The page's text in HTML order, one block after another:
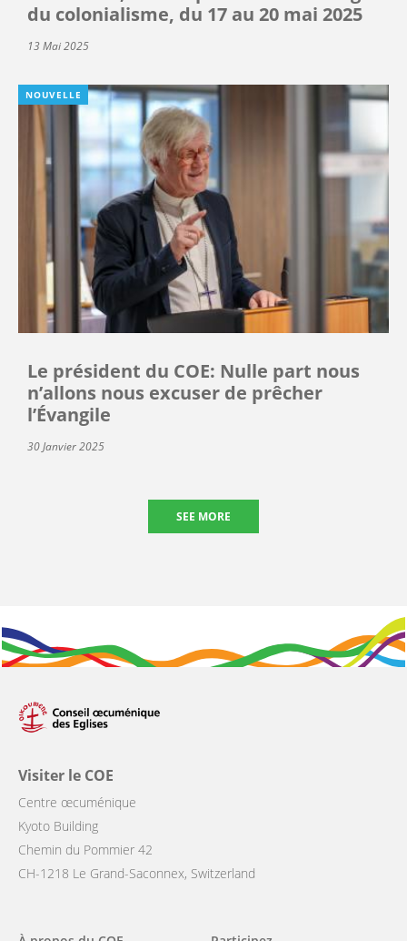
du colonialisme, du 17 au 20 mai 2025
13 Mai 2025
NOUVELLE
Le président du COE: Nulle part nous
n’allons nous excuser de prêcher
l’Évangile
30 Janvier 2025
SEE MORE
Visiter le COE
Centre œcuménique
Kyoto Building
Chemin du Pommier 42
CH-1218 Le Grand-Saconnex, Switzerland